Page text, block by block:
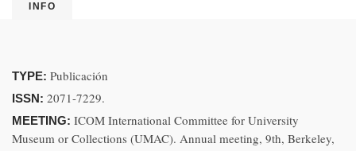
INFO
TYPE: Publicación
ISSN: 2071-7229.
MEETING: ICOM International Committee for University
Museum or Collections (UMAC). Annual meeting, 9th, Berkeley,